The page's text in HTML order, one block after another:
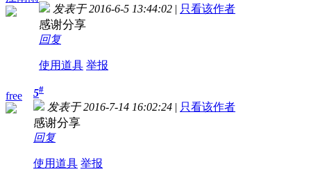
发表于 2016-6-5 13:44:02 | 只看该作者
感谢分享
回复
使用道具 举报
free 5#
发表于 2016-7-14 16:02:24 | 只看该作者
感谢分享
回复
使用道具 举报